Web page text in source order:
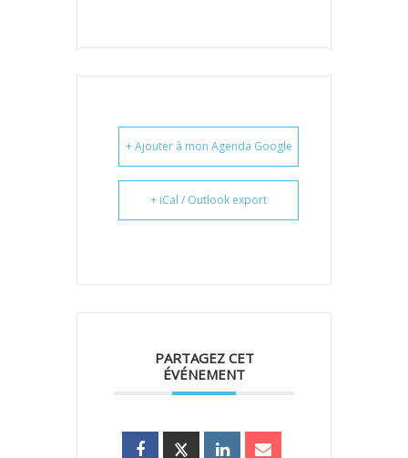
+ Ajouter à mon Agenda Google
+ iCal / Outlook export
PARTAGEZ CET
ÉVÉNEMENT